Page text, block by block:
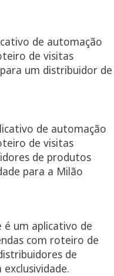
de automação
de visitas
um distribuidor de
de automação
de visitas
de produtos
para a Milão
é um aplicativo de
com roteiro de
de